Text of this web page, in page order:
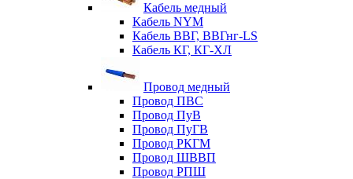
Кабель медный
Кабель NYM
Кабель ВВГ, ВВГнг-LS
Кабель КГ, КГ-ХЛ
Провод медный
Провод ПВС
Провод ПуВ
Провод ПуГВ
Провод РКГМ
Провод ШВВП
Провод РПШ